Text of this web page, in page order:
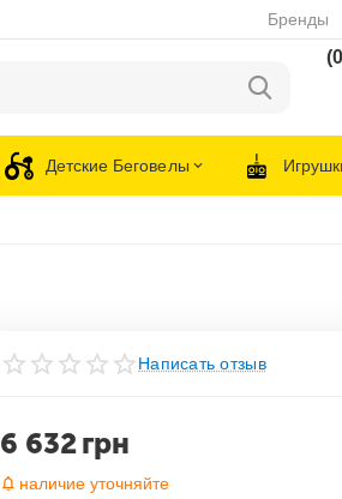
Бренды
Детские Беговелы
Написать отзыв
6 632грн
наличие уточняйте